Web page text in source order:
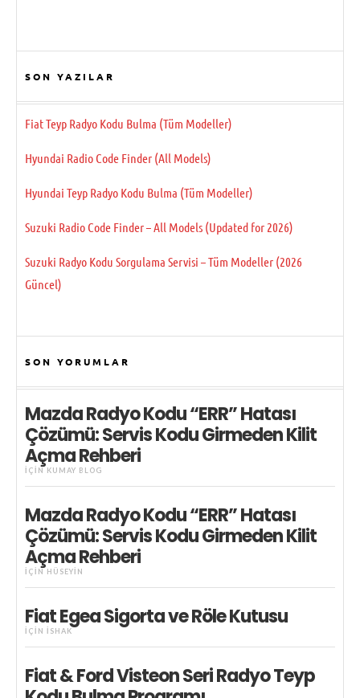
SON YAZILAR
Fiat Teyp Radyo Kodu Bulma (Tüm Modeller)
Hyundai Radio Code Finder (All Models)
Hyundai Teyp Radyo Kodu Bulma (Tüm Modeller)
Suzuki Radio Code Finder – All Models (Updated for 2026)
Suzuki Radyo Kodu Sorgulama Servisi – Tüm Modeller (2026
Güncel)
SON YORUMLAR
Mazda Radyo Kodu “ERR” Hatası
Çözümü: Servis Kodu Girmeden Kilit
Açma Rehberi
IÇIN KUMAY BLOG
Mazda Radyo Kodu “ERR” Hatası
Çözümü: Servis Kodu Girmeden Kilit
Açma Rehberi
IÇIN HÜSEYIN
Fiat Egea Sigorta ve Röle Kutusu
IÇIN İSHAK
Fiat & Ford Visteon Seri Radyo Teyp